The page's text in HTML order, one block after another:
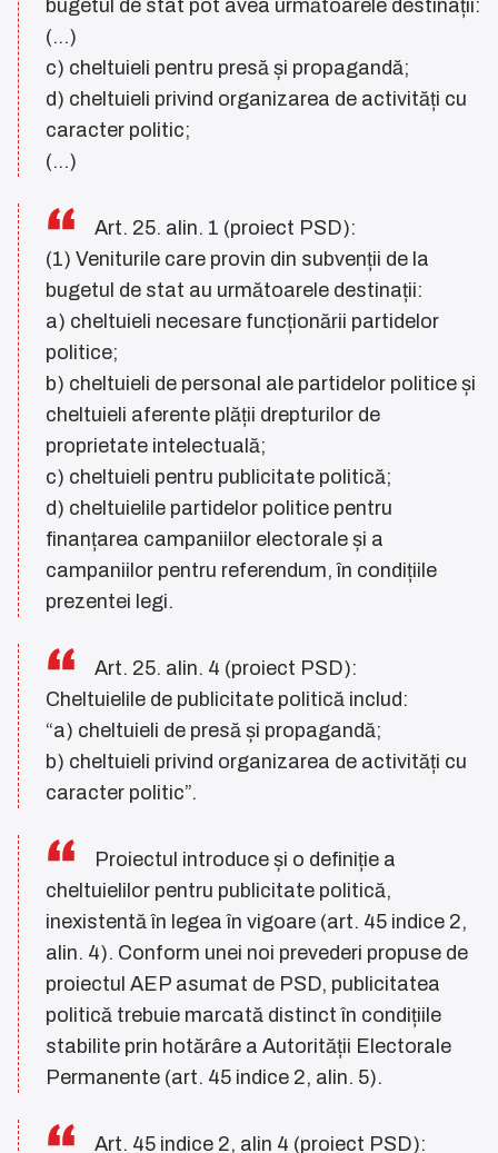
bugetul de stat pot avea următoarele destinații:
(...)
c) cheltuieli pentru presă și propagandă;
d) cheltuieli privind organizarea de activități cu
caracter politic;
(...)
Art. 25. alin. 1 (proiect PSD):
(1) Veniturile care provin din subvenții de la
bugetul de stat au următoarele destinații:
a) cheltuieli necesare funcționării partidelor
politice;
b) cheltuieli de personal ale partidelor politice și
cheltuieli aferente plății drepturilor de
proprietate intelectuală;
c) cheltuieli pentru publicitate politică;
d) cheltuielile partidelor politice pentru
finanțarea campaniilor electorale și a
campaniilor pentru referendum, în condițiile
prezentei legi.
Art. 25. alin. 4 (proiect PSD):
Cheltuielile de publicitate politică includ:
“a) cheltuieli de presă și propagandă;
b) cheltuieli privind organizarea de activități cu
caracter politic”.
Proiectul introduce și o definiție a
cheltuielilor pentru publicitate politică,
inexistentă în legea în vigoare (art. 45 indice 2,
alin. 4). Conform unei noi prevederi propuse de
proiectul AEP asumat de PSD, publicitatea
politică trebuie marcată distinct în condițiile
stabilite prin hotărâre a Autorității Electorale
Permanente (art. 45 indice 2, alin. 5).
Art. 45 indice 2, alin 4 (proiect PSD):